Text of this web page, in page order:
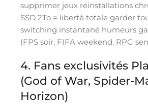
supprimer jeux réinstallations
SSD 2To = liberté totale garder
switching instantané humeurs
(FPS soir, FIFA weekend, RPG
4. Fans exclusivités
(God of War, Spider-
Horizon)